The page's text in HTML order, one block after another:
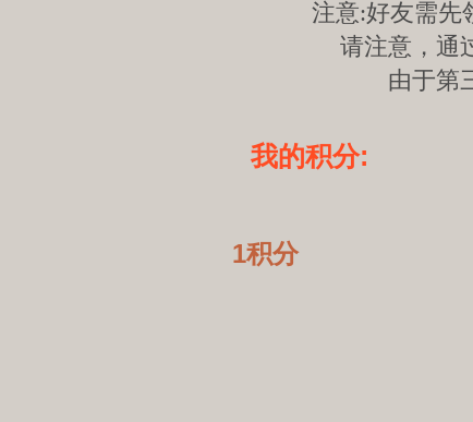
注意:好友需先
请注意，通
由于第
我的积分:
1积分